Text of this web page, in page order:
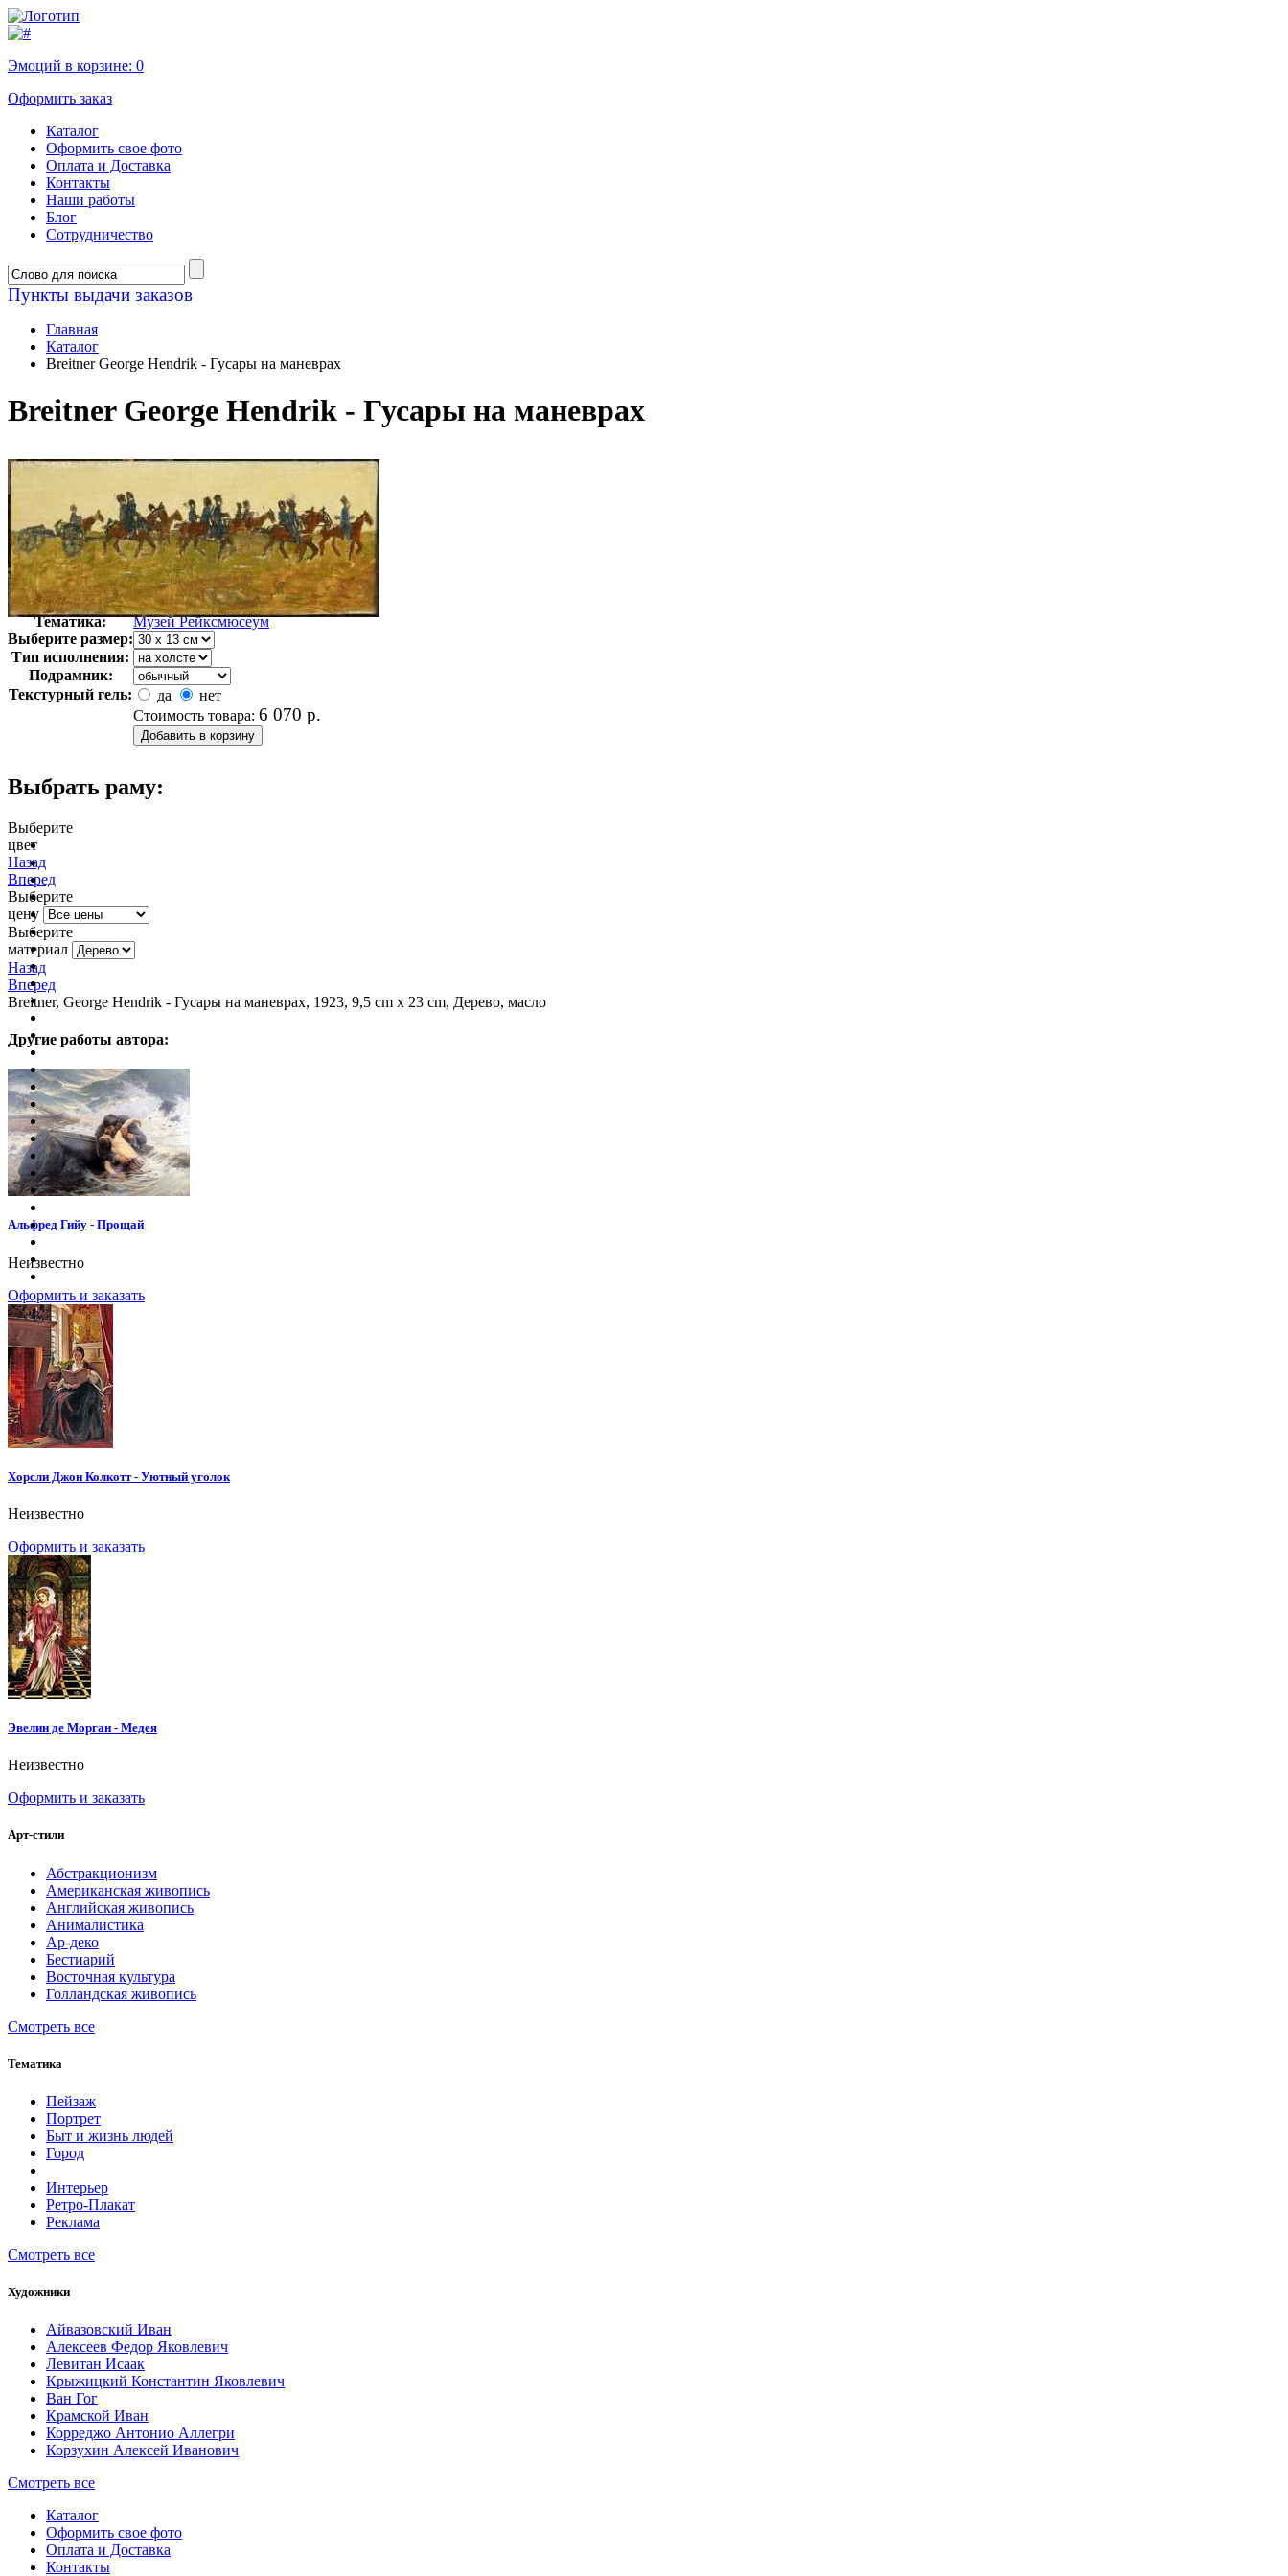
Эмоций в корзине: 0
Оформить заказ
Каталог
Оформить свое фото
Оплата и Доставка
Контакты
Наши работы
Блог
Сотрудничество
Пункты выдачи заказов
Главная
Каталог
Breitner George Hendrik - Гусары на маневрах
Breitner George Hendrik - Гусары на маневрах
Автор:
Неизвестно
Арт-стиль
Голландская живопись
Тематика:
Музей Рейксмюсеум
Выберите размер:
Тип исполнения:
Подрамник:
Текстурный гель:
да
нет
Стоимость товара: 6 070 р.
Выбрать раму:
Выберите
цвет
Назад
Вперед
Выберите
цену
Выберите
материал
Назад
Вперед
Breitner, George Hendrik - Гусары на маневрах, 1923, 9,5 cm х 23 cm, Дерево, масло
Другие работы автора:
Альфред Гийу - Прощай
Неизвестно
Оформить и заказать
Хорсли Джон Колкотт - Уютный уголок
Неизвестно
Оформить и заказать
Эвелин де Морган - Медея
Неизвестно
Оформить и заказать
Арт-стили
Абстракционизм
Американская живопись
Английская живопись
Анималистика
Ар-деко
Бестиарий
Восточная культура
Голландская живопись
Смотреть все
Тематика
Пейзаж
Портрет
Быт и жизнь людей
Город
Интерьер
Ретро-Плакат
Реклама
Смотреть все
Художники
Айвазовский Иван
Алексеев Федор Яковлевич
Левитан Исаак
Крыжицкий Константин Яковлевич
Ван Гог
Крамской Иван
Корреджо Антонио Аллегри
Корзухин Алексей Иванович
Смотреть все
Каталог
Оформить свое фото
Оплата и Доставка
Контакты